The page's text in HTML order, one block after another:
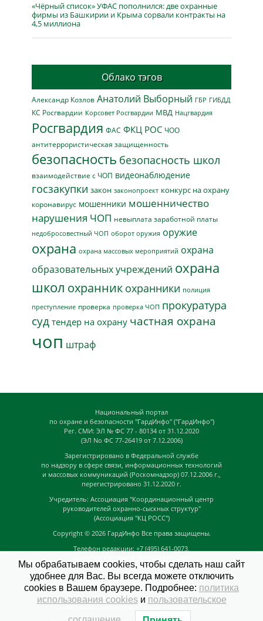
«Чёрный список» УФАС пополнился: две охранные
фирмы из Башкирии и Крыма сорвали контракты на
4,5 миллиона
Облако тэгов
Александр Козлов Анатолий Выборный ГБР ГИБДД
КС Росгвардии Корсовет Росгвардии МВД Нацгвардия
Росгвардия ФАС ФКЦ РОС ЧОО
антитеррористическая защищенность
безопасность безопасность школ
взаимодействие с ЧОП видеонаблюдение
госзакупки закон законопроект конкурс на охрану
коронавирус мошенники мошенничество
нарушения ЧОП невыплата заработной платы
недобросовестный ЧОП оборот оружия оружие
охрана охрана массовых мероприятий охрана
образовательных учреждений охрана
школ охранник охранники полиция
преступление проверка проверка ЧОП прокуратура
суд тендер на охрану частная охрана
чоп штраф
Национальный портал
по охране и безопасности "ГардИнфо" ("ГардИнфо")
Рег. СМИ: ЭЛ № ФС 77 - 80134 от 31.12.2020
(ЭЛ No ФС 77-26419 от 7.12.2006)
Зарегистрировано в Федеральной службе
по надзору в сфере связи, информационных технологий
и массовых коммуникаций (Роскомнадзор) 07.12.2006 г.,
перегистрировано 31.12.2020 г.
Учредитель: Ассоциация "Координационный центр
руководителей охранно-сыскных структур"
(Ассоциация "КЦ РОСС")
Copyright © 2026 ГардИнфо Все права защищены.
Телефон редакции: +7 (495) 641-0073,
news@guardinfo.online
Главный редактор: Кузьмин Д.А.
На сайте могут быть размещены
Мы обрабатываем cookies, чтобы сделать наш сайт
удобнее для Вас. Вы всегда можете отключить
cookies в Вашем браузере. Подробнее: политика
использования cookiesи пользовательское